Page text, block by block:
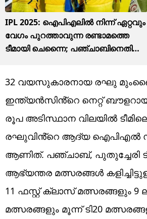
IPL 2025: ഐപിഎലിൽ നിന്ന് ഏറ്റവും
വേഗം പുറത്താവുന്ന രണ്ടാമത്തെ
ടീമായി ചെന്നൈ; പഞ്ചാബിനെതിരെ
32 വയസുകാരനായ രഘു
ഇന്ത്യൻസിൻ്റെ നെറ്റ്
രൂപ അടിസ്ഥാന വിലയിൽ
രഘുവിൻ്റെ ആദ്യ ഐപിഎൽ
ആണിത്. പഞ്ചാബ്, പുതുച്ചേരി
ആഭ്യന്തര മത്സരങ്ങൾ
11 ഫസ്റ്റ് ക്ലാസ് മത്സരങ്ങളും 9
മത്സരങ്ങളും മൂന്ന് ടി20